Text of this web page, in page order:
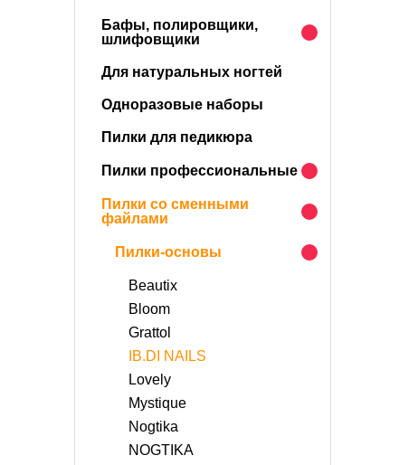
Бафы, полировщики,
шлифовщики
Для натуральных ногтей
Одноразовые наборы
Пилки для педикюра
Пилки профессиональные
Пилки со сменными
файлами
Пилки-основы
Beautix
Bloom
Grattol
IB.DI NAILS
Lovely
Mystique
Nogtika
NOGTIKA